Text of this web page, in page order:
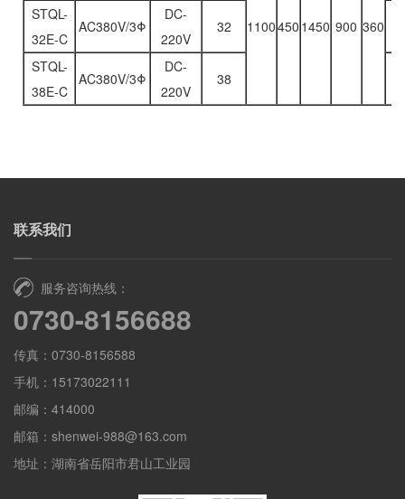
1100450 1450 900 360
STQL-
32E-C
AC380V/3Φ
DC-
220V
32
STQL-
38E-C
AC380V/3Φ
DC-
220V
38
联系我们
服务咨询热线：
0730-8156688
传真：0730-8156588
手机：15173022111
邮编：414000
邮箱：shenwei-988@163.com
地址：湖南省岳阳市君山工业园